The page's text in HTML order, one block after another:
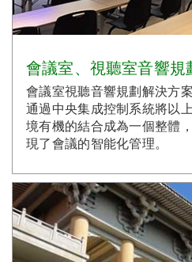
會議室、視聽室音響規
會議室視聽音響規劃解決方案
通過中央集成控制系統將以
境有機的結合成為一個整體
現了會議的智能化管理。